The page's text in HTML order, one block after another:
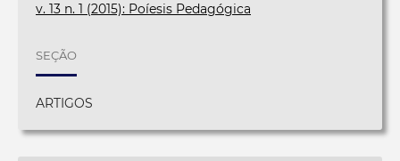
v. 13 n. 1 (2015): Poíesis Pedagógica
SEÇÃO
ARTIGOS